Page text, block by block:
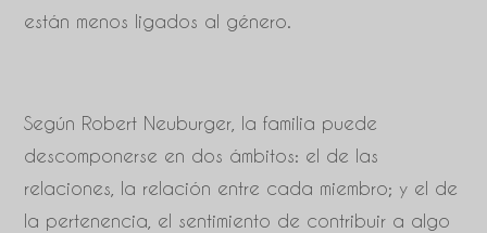
están menos ligados al género.
Según Robert Neuburger, la familia puede
descomponerse en dos ámbitos: el de las
relaciones, la relación entre cada miembro; y el de
la pertenencia, el sentimiento de contribuir a algo